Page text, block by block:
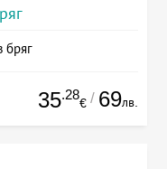
бряг
35.28
€ / 69лв.